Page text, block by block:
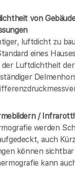
von
luftdicht zu
eines
Luftdichtheit der
/
werden
auch
können
kann